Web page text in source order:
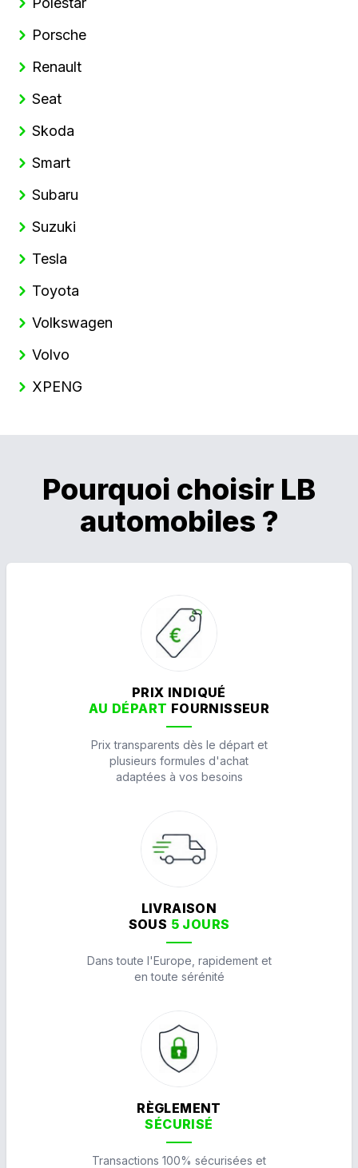
Porsche
Renault
Seat
Skoda
Smart
Subaru
Suzuki
Tesla
Toyota
Volkswagen
Volvo
XPENG
Pourquoi choisir LB
automobiles ?
PRIX INDIQUÉ
AU DÉPART FOURNISSEUR
Prix transparents dès le départ et
plusieurs formules d'achat
adaptées à vos besoins
LIVRAISON
SOUS 5 JOURS
Dans toute l'Europe, rapidement et
en toute sérénité
RÈGLEMENT
SÉCURISÉ
Transactions 100% sécurisées et